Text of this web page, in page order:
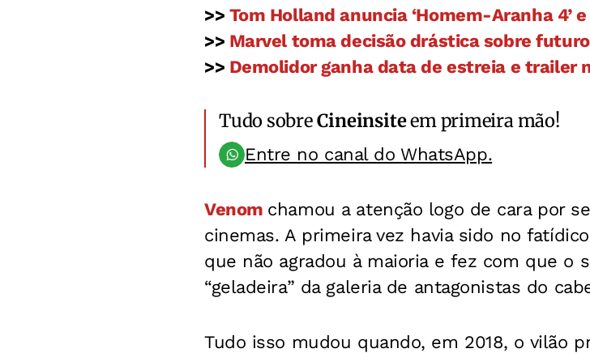
>> Tom Holland anuncia ‘Homem-Aranha 4’
>> Marvel toma decisão drástica sobre
>> Demolidor ganha data de estreia e trailer
Tudo sobreCineinsiteem primeira mão!
Entre no canal do WhatsApp.
Venom chamou a atenção logo de cara por
cinemas. A primeira vez havia sido no fatídico
que não agradou à maioria e fez com que o
“geladeira” da galeria de antagonistas do
Tudo isso mudou quando, em 2018, o vilão